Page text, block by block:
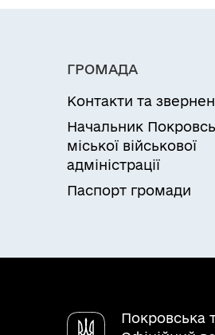
ГРОМАДА
Контакти та
Начальник
міської військової
адміністрації
Паспорт громади
Покровська